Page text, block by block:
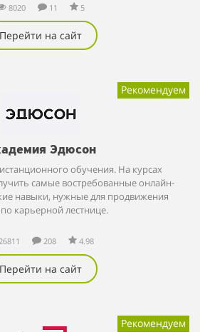
8020 11 5
Перейти на сайт
Рекомендуем
Эдюсон
обучения. На курсах
самые востребованные онлайн-
навыки, нужные для продвижения
карьерной лестнице.
208 4.98
Перейти на сайт
Рекомендуем